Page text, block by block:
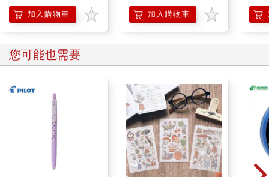
「行動派」的37個科
學方法
加入購物車 加入購物車
您可能也需要